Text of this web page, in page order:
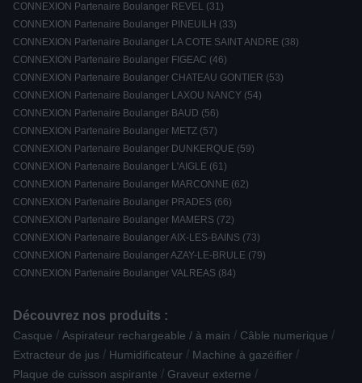
CONNEXION Partenaire Boulanger REVEL (31)
CONNEXION Partenaire Boulanger PINEUILH (33)
CONNEXION Partenaire Boulanger LA COTE SAINT ANDRE (38)
CONNEXION Partenaire Boulanger FIGEAC (46)
CONNEXION Partenaire Boulanger CHATEAU GONTIER (53)
CONNEXION Partenaire Boulanger LAXOU NANCY (54)
CONNEXION Partenaire Boulanger BAUD (56)
CONNEXION Partenaire Boulanger METZ (57)
CONNEXION Partenaire Boulanger DUNKERQUE (59)
CONNEXION Partenaire Boulanger L'AIGLE (61)
CONNEXION Partenaire Boulanger MARCONNE (62)
CONNEXION Partenaire Boulanger PRADES (66)
CONNEXION Partenaire Boulanger MAMERS (72)
CONNEXION Partenaire Boulanger AIX-LES-BAINS (73)
CONNEXION Partenaire Boulanger AZAY-LE-BRULE (79)
CONNEXION Partenaire Boulanger VALREAS (84)
Découvrez nos produits :
Casque / Aspirateur rechargeable / à main / Câble numerique /
Extracteur de jus / Humidificateur / Machine à gazéifier /
Plaque de cuisson aspirante / Graveur externe /